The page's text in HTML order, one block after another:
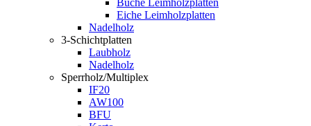
Buche Leimholzplatten
Eiche Leimholzplatten
Nadelholz
3-Schichtplatten
Laubholz
Nadelholz
Sperrholz/Multiplex
IF20
AW100
BFU